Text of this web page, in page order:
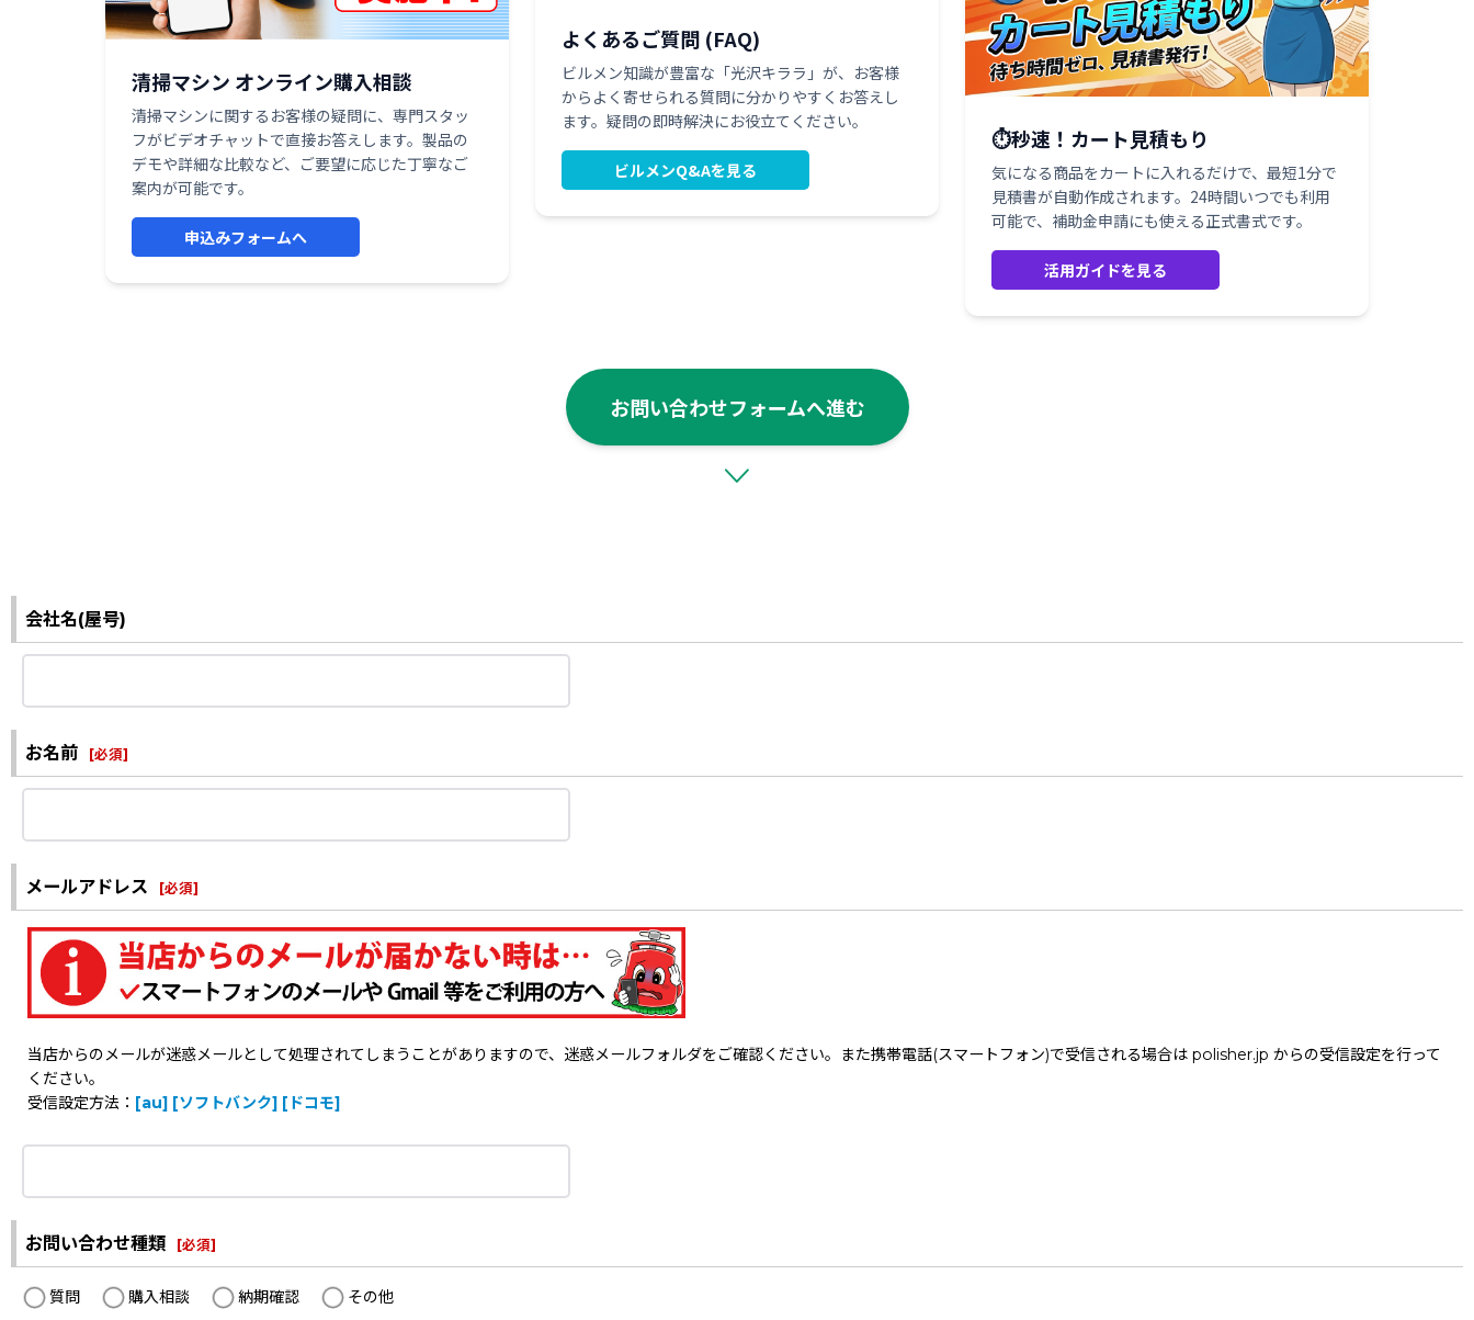
清掃マシン オンライン購入相談
清掃マシンに関するお客様の疑問に、専門スタッ
フがビデオチャットで直接お答えします。製品の
デモや詳細な比較など、ご要望に応じた丁寧なご
案内が可能です。
申込みフォームへ
よくあるご質問 (FAQ)
ビルメン知識が豊富な「光沢キララ」が、お客様
からよく寄せられる質問に分かりやすくお答えし
ます。疑問の即時解決にお役立てください。
ビルメンQ&Aを見る
⏱️秒速！カート見積もり
気になる商品をカートに入れるだけで、最短1分で
見積書が自動作成されます。24時間いつでも利用
可能で、補助金申請にも使える正式書式です。
活用ガイドを見る
お問い合わせフォームへ進む
会社名(屋号)
お名前 [必須]
メールアドレス [必須]
当店からのメールが迷惑メールとして処理されてしまうことがありますので、迷惑メールフォルダをご確認ください。また携帯電話(スマートフォン)で受信される場合は polisher.jp からの受信設定を行って
ください。
受信設定方法： [au] [ソフトバンク] [ドコモ]
お問い合わせ種類 [必須]
質問 購入相談 納期確認
その他